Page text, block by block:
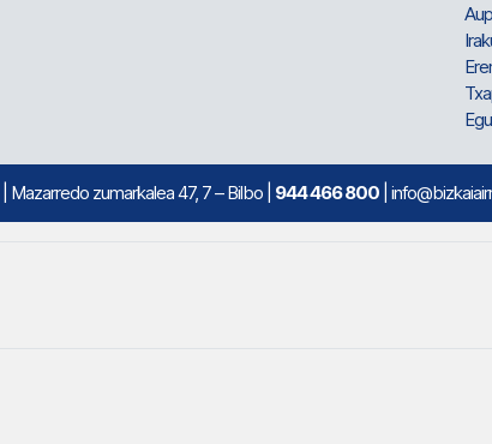
| Mazarredo zumarkalea 47, 7 – Bilbo | 944 466 800 |